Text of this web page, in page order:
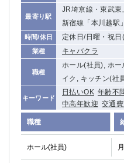
最寄り駅
JR埼京線・東武
新宿線「本川越駅
時間/休日 定休日/日曜・祝
業種 キャバクラ
職種
ホール(社員), ホー
イク, キッチン(社
キーワード
日払いOK 年齢不
中高年歓迎 交通
職種
ホール(社員)